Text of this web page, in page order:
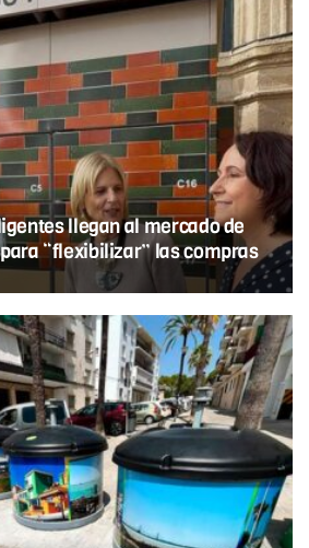
llegan al mercado de
“flexibilizar” las compras